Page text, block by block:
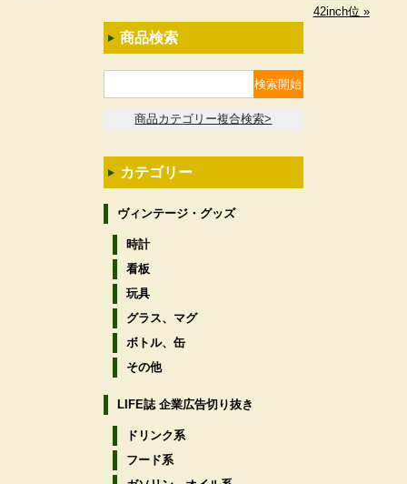
42inch位 »
商品検索
商品カテゴリー複合検索>
カテゴリー
ヴィンテージ・グッズ
時計
看板
玩具
グラス、マグ
ボトル、缶
その他
LIFE誌 企業広告切り抜き
ドリンク系
フード系